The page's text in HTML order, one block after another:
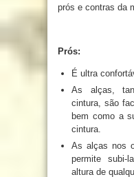
prós e contras da
Prós:
É ultra
As alças,
cintura, são
bem como a
cintura.
As alças nos
permite subi-
altura de